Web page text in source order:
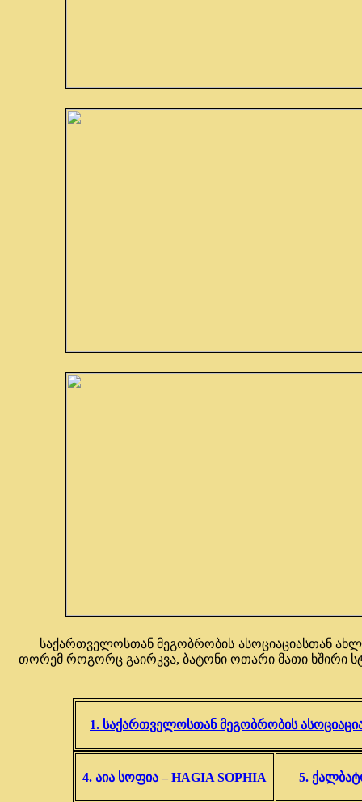
საქართველოსთან მეგობრობის ასოციაციასთან
თორემ როგორც გაირკვა, ბატონი ოთარი მათი ხშირი
1. საქართველოსთან მეგობრობის
4. აია სოფია – HAGIA SOPHIA 5.